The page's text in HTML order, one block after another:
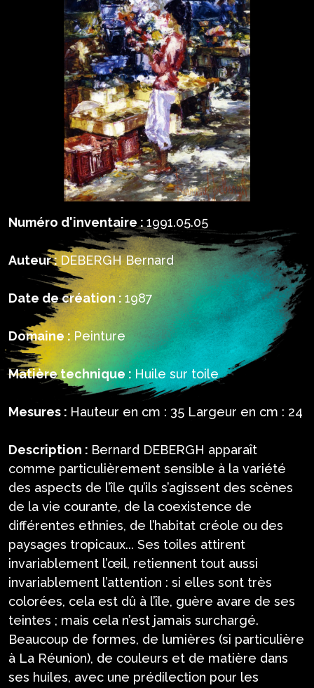
Numéro d'inventaire : 1991.05.05
Auteur : DEBERGH Bernard
Date de création : 1987
Domaine : Peinture
Matière technique : Huile sur toile
Mesures : Hauteur en cm : 35 Largeur en cm : 24
Description : Bernard DEBERGH apparaît
comme particulièrement sensible à la variété
des aspects de l’île qu’ils s’agissent des scènes
de la vie courante, de la coexistence de
différentes ethnies, de l’habitat créole ou des
paysages tropicaux... Ses toiles attirent
invariablement l’œil, retiennent tout aussi
invariablement l’attention : si elles sont très
colorées, cela est dû à l’île, guère avare de ses
teintes ; mais cela n’est jamais surchargé.
Beaucoup de formes, de lumières (si particulière
à La Réunion), de couleurs et de matière dans
ses huiles, avec une prédilection pour les